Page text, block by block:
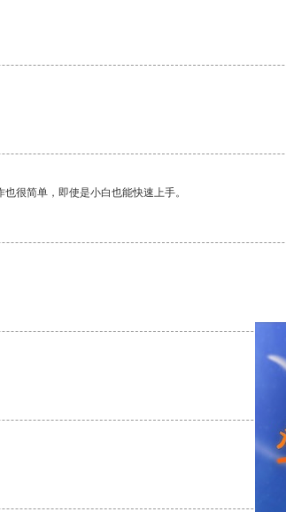
很简单，即使是小白也能快速上手。